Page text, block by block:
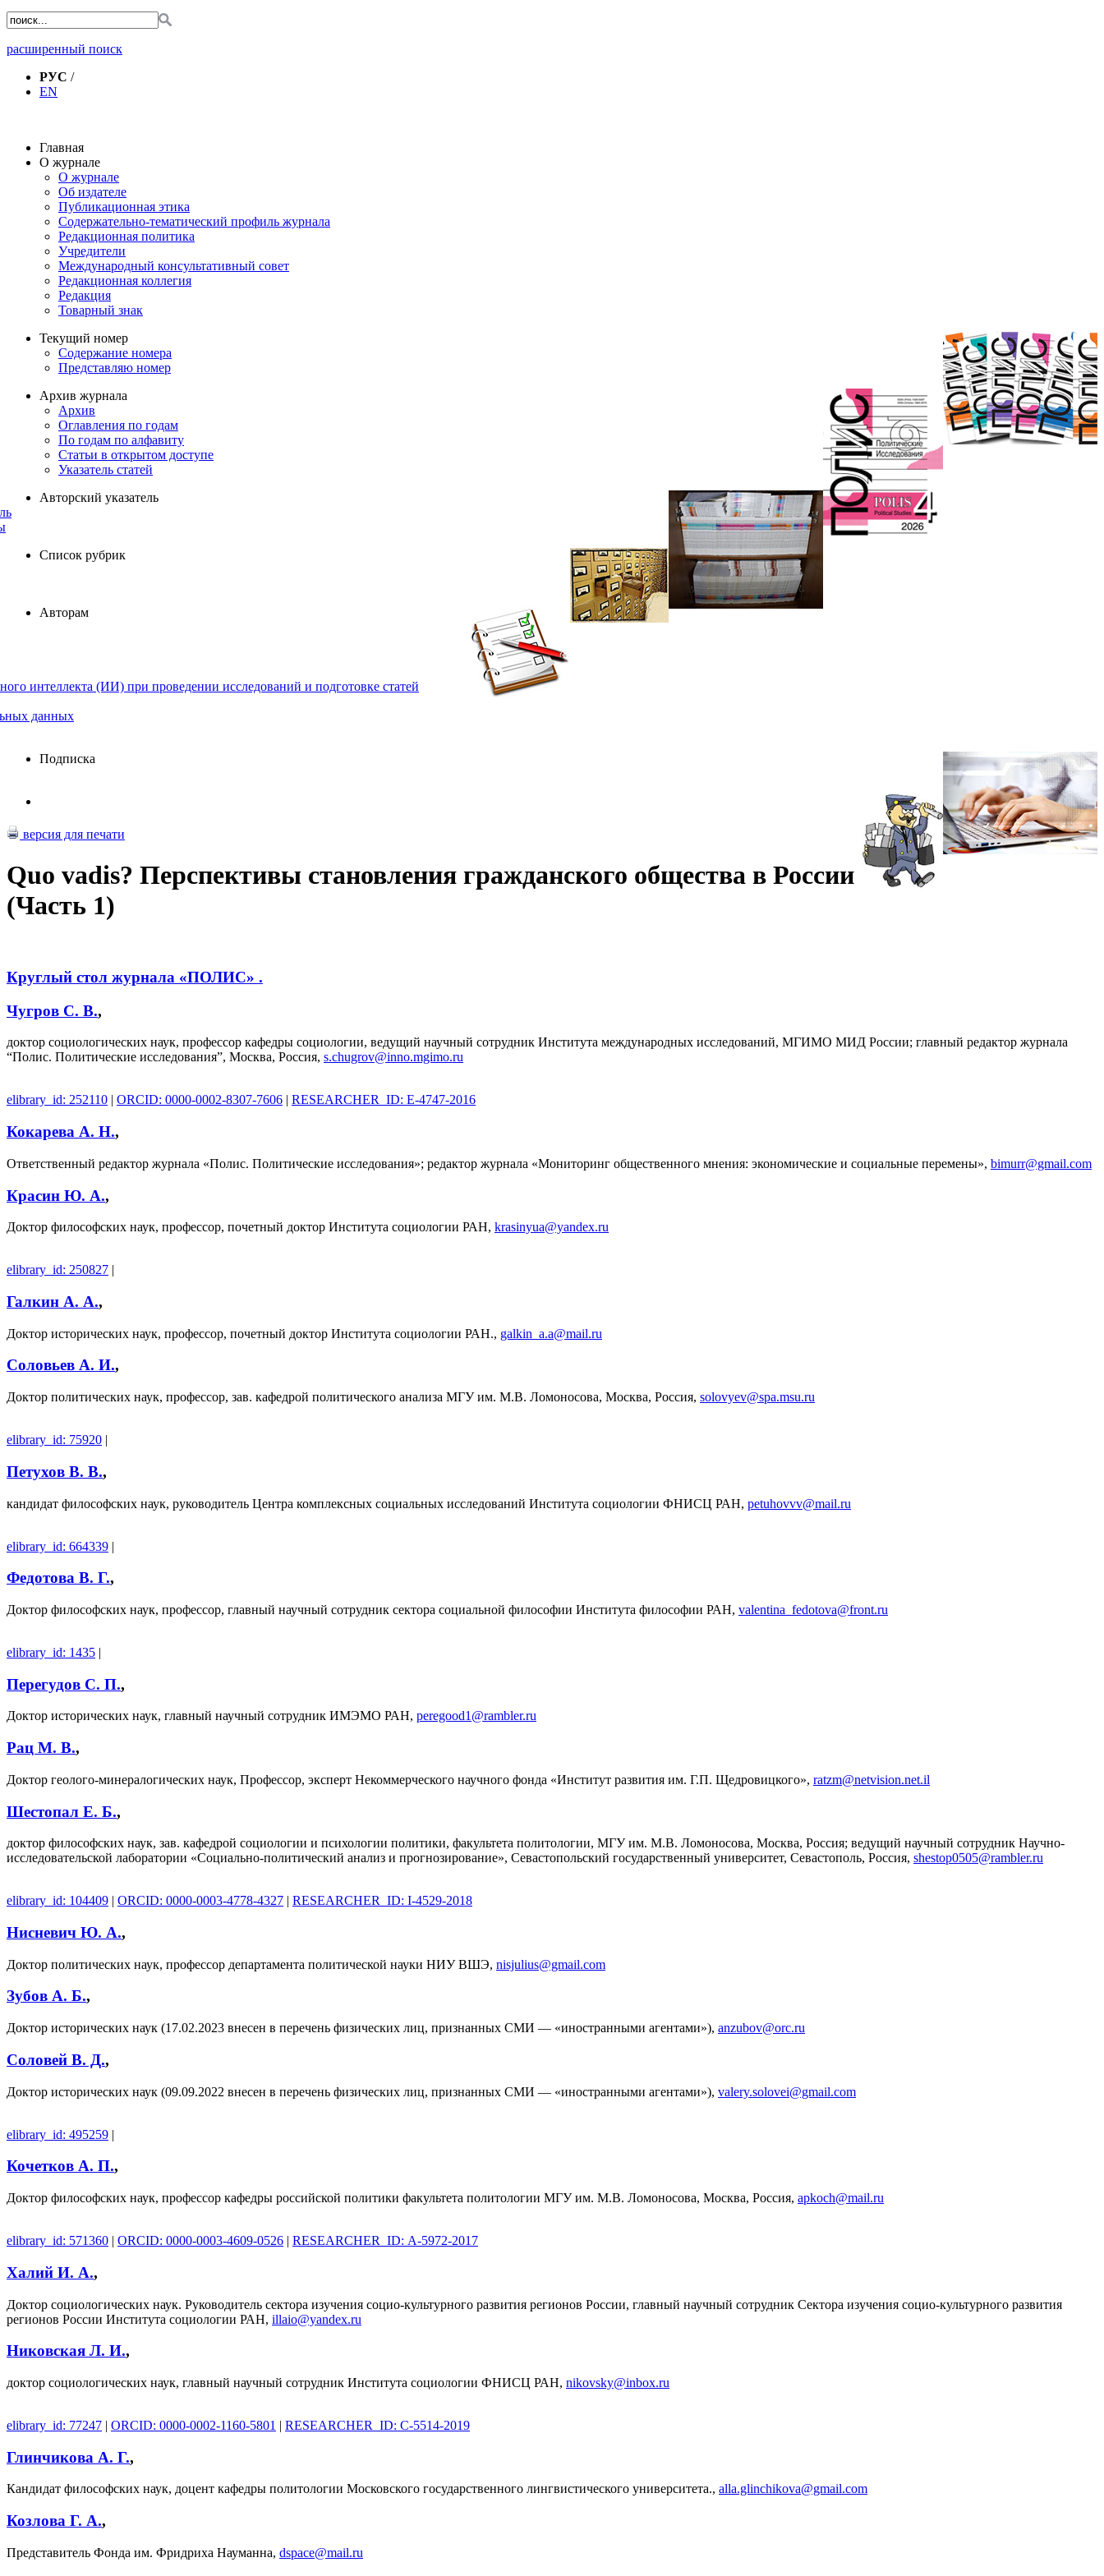
расширенный поиск
РУС /
EN
Главная
О журнале
О журнале
Об издателе
Публикационная этика
Содержательно-тематический профиль журнала
Редакционная политика
Учредители
Международный консультативный совет
Редакционная коллегия
Редакция
Товарный знак
Текущий номер
Содержание номера
Представляю номер
Архив журнала
Архив
Оглавления по годам
По годам по алфавиту
Статьи в открытом доступе
Указатель статей
Авторский указатель
Список рубрик
Авторам
интеллекта (ИИ) при проведении исследований и подготовке статей
данных
Подписка
версия для печати
Quo vadis? Перспективы становления гражданского общества в России
(Часть 1)
Круглый стол журнала «ПОЛИС» .
Чугров С. В.,
доктор социологических наук, профессор кафедры социологии, ведущий научный сотрудник Института международных исследований, МГИМО МИД России; главный редактор журнала
“Полис. Политические исследования”, Москва, Россия, s.chugrov@inno.mgimo.ru
elibrary_id: 252110 | ORCID: 0000-0002-8307-7606 | RESEARCHER_ID: E-4747-2016
Кокарева А. Н.,
Ответственный редактор журнала «Полис. Политические исследования»; редактор журнала «Мониторинг общественного мнения: экономические и социальные перемены», bimurr@gmail.com
Красин Ю. А.,
Доктор философских наук, профессор, почетный доктор Института социологии РАН, krasinyua@yandex.ru
elibrary_id: 250827 |
Галкин А. А.,
Доктор исторических наук, профессор, почетный доктор Института социологии РАН., galkin_a.a@mail.ru
Соловьев А. И.,
Доктор политических наук, профессор, зав. кафедрой политического анализа МГУ им. М.В. Ломоносова, Москва, Россия, solovyev@spa.msu.ru
elibrary_id: 75920 |
Петухов В. В.,
кандидат философских наук, руководитель Центра комплексных социальных исследований Института социологии ФНИСЦ РАН, petuhovvv@mail.ru
elibrary_id: 664339 |
Федотова В. Г.,
Доктор философских наук, профессор, главный научный сотрудник сектора социальной философии Института философии РАН, valentina_fedotova@front.ru
elibrary_id: 1435 |
Перегудов С. П.,
Доктор исторических наук, главный научный сотрудник ИМЭМО РАН, peregood1@rambler.ru
Рац М. В.,
Доктор геолого-минералогических наук, Профессор, эксперт Некоммерческого научного фонда «Институт развития им. Г.П. Щедровицкого», ratzm@netvision.net.il
Шестопал Е. Б.,
доктор философских наук, зав. кафедрой социологии и психологии политики, факультета политологии, МГУ им. М.В. Ломоносова, Москва, Россия; ведущий научный сотрудник Научно-
исследовательской лаборатории «Социально-политический анализ и прогнозирование», Севастопольский государственный университет, Севастополь, Россия, shestop0505@rambler.ru
elibrary_id: 104409 | ORCID: 0000-0003-4778-4327 | RESEARCHER_ID: I-4529-2018
Нисневич Ю. А.,
Доктор политических наук, профессор департамента политической науки НИУ ВШЭ, nisjulius@gmail.com
Зубов А. Б.,
Доктор исторических наук (17.02.2023 внесен в перечень физических лиц, признанных СМИ — «иностранными агентами»), anzubov@orc.ru
Соловей В. Д.,
Доктор исторических наук (09.09.2022 внесен в перечень физических лиц, признанных СМИ — «иностранными агентами»), valery.solovei@gmail.com
elibrary_id: 495259 |
Кочетков А. П.,
Доктор философских наук, профессор кафедры российской политики факультета политологии МГУ им. М.В. Ломоносова, Москва, Россия, apkoch@mail.ru
elibrary_id: 571360 | ORCID: 0000-0003-4609-0526 | RESEARCHER_ID: А-5972-2017
Халий И. А.,
Доктор социологических наук. Руководитель сектора изучения социо-культурного развития регионов России, главный научный сотрудник Сектора изучения социо-культурного развития
регионов России Института социологии РАН, illaio@yandex.ru
Никовская Л. И.,
доктор социологических наук, главный научный сотрудник Института социологии ФНИСЦ РАН, nikovsky@inbox.ru
elibrary_id: 77247 | ORCID: 0000-0002-1160-5801 | RESEARCHER_ID: C-5514-2019
Глинчикова А. Г.,
Кандидат философских наук, доцент кафедры политологии Московского государственного лингвистического университета., alla.glinchikova@gmail.com
Козлова Г. А.,
Представитель Фонда им. Фридриха Науманна, dspace@mail.ru